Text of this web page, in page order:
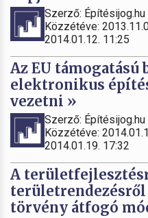
Szerző: Építésijog.hu
Közzétéve:
2014.01.12. 11:25
Az EU támogatású
elektronikus
vezetni »
Szerző: Építésijog.hu
Közzétéve:
2014.01.19. 17:32
A
területrendezésről
törvény átfogó